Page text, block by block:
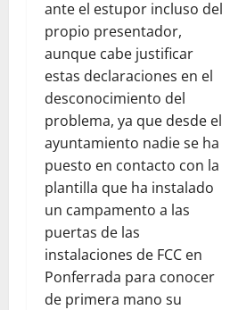
ante el estupor incluso del
propio presentador,
aunque cabe justificar
estas declaraciones en el
desconocimiento del
problema, ya que desde el
ayuntamiento nadie se ha
puesto en contacto con la
plantilla que ha instalado
un campamento a las
puertas de las
instalaciones de FCC en
Ponferrada para conocer
de primera mano su